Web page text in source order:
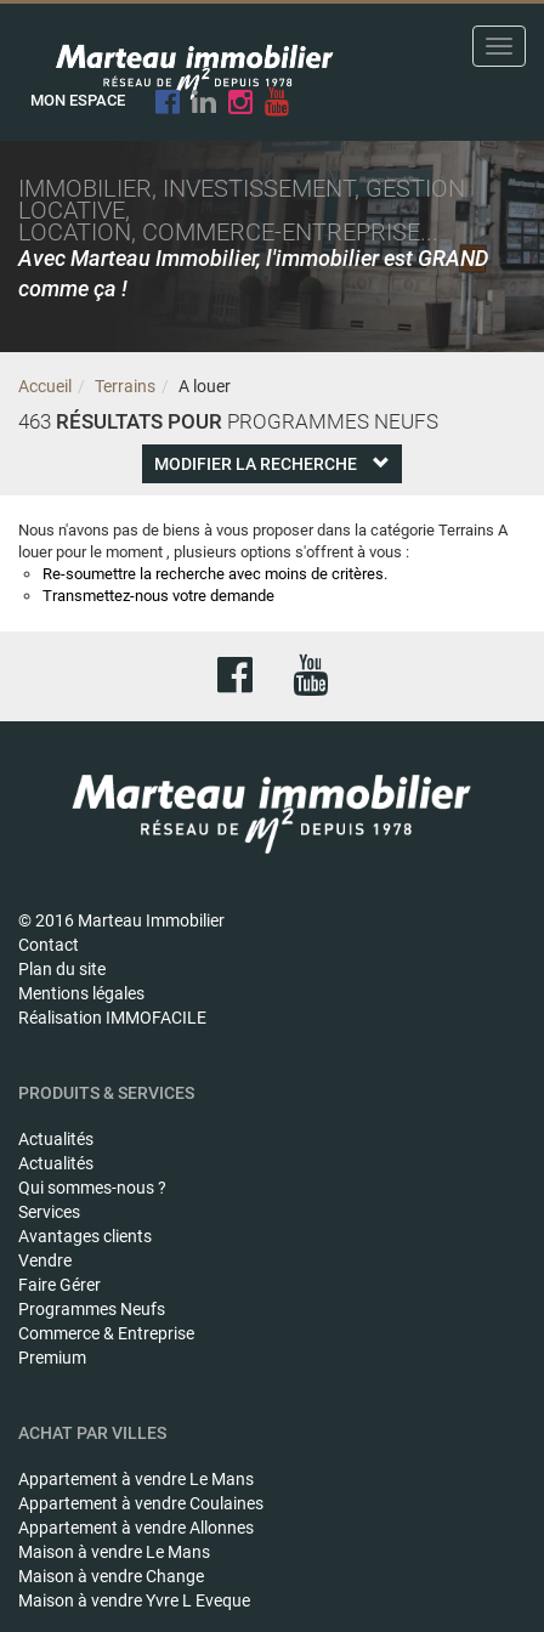
MON ESPACE
IMMOBILIER, INVESTISSEMENT, GESTION
LOCATIVE,
LOCATION, COMMERCE-ENTREPRISE...
Avec Marteau Immobilier, l'immobilier est GRAND
comme ça !
Accueil Terrains A louer
463 RÉSULTATS POUR PROGRAMMES NEUFS
MODIFIER LA RECHERCHE
Nous n'avons pas de biens à vous proposer dans la catégorie Terrains A
louer pour le moment , plusieurs options s'offrent à vous :
Re-soumettre la recherche avec moins de critères.
Transmettez-nous votre demande
© 2016 Marteau Immobilier
Contact
Plan du site
Mentions légales
Réalisation IMMOFACILE
PRODUITS & SERVICES
Actualités
Actualités
Qui sommes-nous ?
Services
Avantages clients
Vendre
Faire Gérer
Programmes Neufs
Commerce & Entreprise
Premium
ACHAT PAR VILLES
Appartement à vendre Le Mans
Appartement à vendreCoulaines
Appartement à vendreAllonnes
Maison à vendre Le Mans
Maison à vendreChange
Maison à vendreYvre L Eveque